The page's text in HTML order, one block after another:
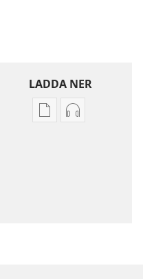
LADDA NER
Valmöjligheter